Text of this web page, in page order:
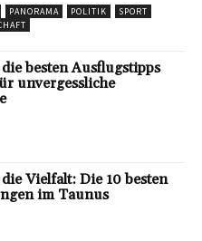
PANORAMA POLITIK
SPORT
besten Ausflugstipps
unvergessliche
Vielfalt: Die 10 besten
im Taunus